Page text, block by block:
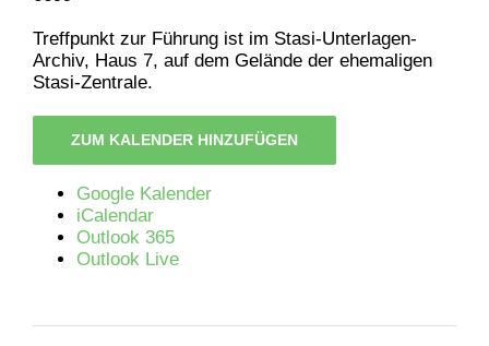
Treffpunkt zur Führung ist im Stasi-Unterlagen-
Archiv, Haus 7, auf dem Gelände der ehemaligen
Stasi-Zentrale.
ZUM KALENDER HINZUFÜGEN
Google Kalender
iCalendar
Outlook 365
Outlook Live